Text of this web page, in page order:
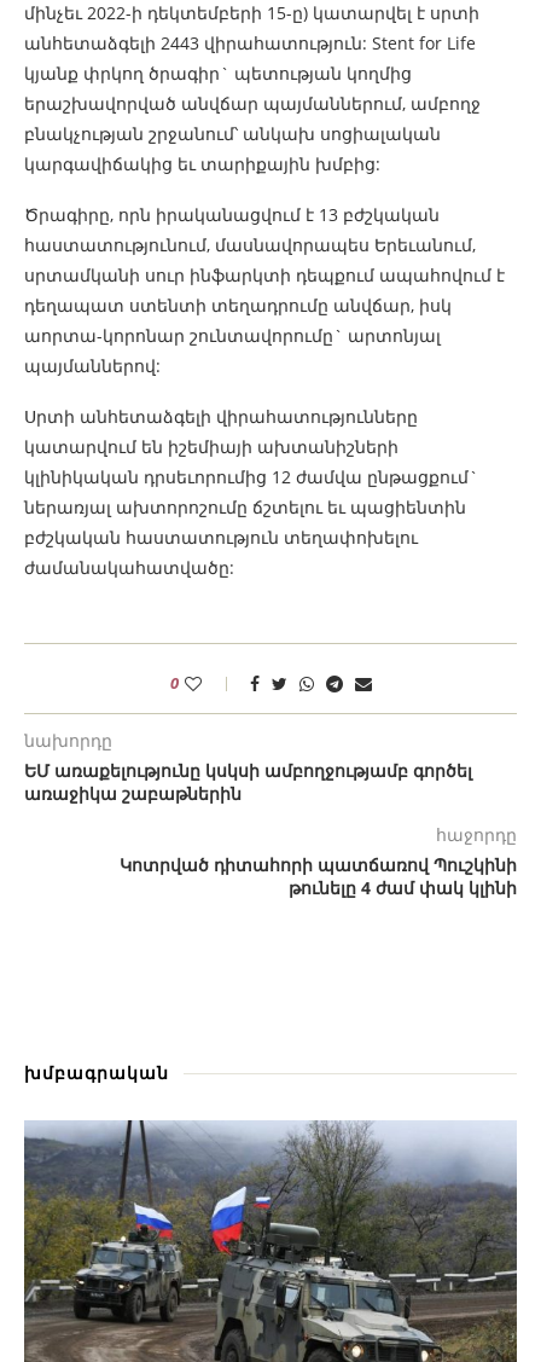
մինչեւ 2022-ի դեկտեմբերի 15-ը) կատարվել է սրտի
անհետաձգելի 2443 վիրահատություն: Stent for Life
կյանք փրկող ծրագիր` պետության կողմից
երաշխավորված անվճար պայմաններում, ամբողջ
բնակչության շրջանում՝ անկախ սոցիալական
կարգավիճակից եւ տարիքային խմբից:
Ծրագիրը, որն իրականացվում է 13 բժշկական
հաստատությունում, մասնավորապես Երեւանում,
սրտամկանի սուր ինֆարկտի դեպքում ապահովում է
դեղապատ ստենտի տեղադրումը անվճար, իսկ
աորտա-կորոնար շունտավորումը` արտոնյալ
պայմաններով:
Սրտի անհետաձգելի վիրահատությունները
կատարվում են իշեմիայի ախտանիշների
կլինիկական դրսեւորումից 12 ժամվա ընթացքում`
ներառյալ ախտորոշումը ճշտելու եւ պացիենտին
բժշկական հաստատություն տեղափոխելու
ժամանակահատվածը:
0
նախորդը
ԵՄ առաքելությունը կսկսի ամբողջությամբ գործել
առաջիկա շաբաթներին
հաջորդը
Կոտրված դիտահորի պատճառով Պուշկինի
թունելը 4 ժամ փակ կլինի
խմբագրական